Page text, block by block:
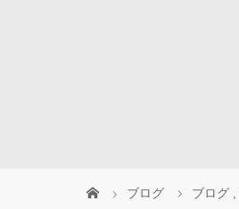
ブログ ブログ